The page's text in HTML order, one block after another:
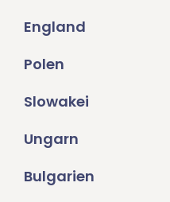
England
Polen
Slowakei
Ungarn
Bulgarien